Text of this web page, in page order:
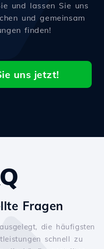
und lassen Sie uns
und gemeinsam
finden!
uns jetzt!
Fragen
die häufigsten
schnell zu